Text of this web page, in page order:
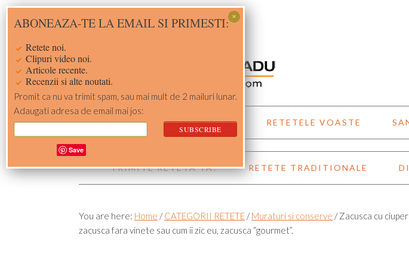
Skip
to
Skip
to
Skip
to
Skip
to
ACASA RETETE RETETELE VOASTE
TRIMITE RETETA TA! RETETE TRADITIONALE
You are here: Home / CATEGORII RETETE / Muraturi si conserve /Zacusca cu
zacusca fara vinete sau cum ii zic eu, zacusca “gourmet”.
ABONEAZA-TE LA EMAIL SI PRIMESTI:
Retete noi.
Clipuri video noi.
Articole recente.
Recenzii si alte noutati.
Promit ca nu va trimit spam, sau mai mult de 2 mailuri lunar.
Adaugati adresa de email mai jos:
Save